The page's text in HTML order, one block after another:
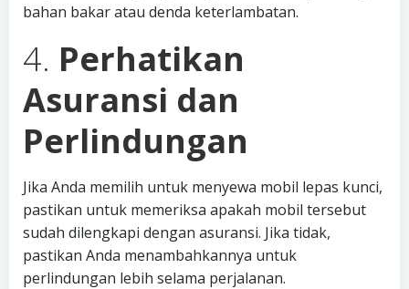
bahan bakar atau denda keterlambatan.
4. Perhatikan
Asuransi dan
Perlindungan
Jika Anda memilih untuk menyewa mobil lepas kunci,
pastikan untuk memeriksa apakah mobil tersebut
sudah dilengkapi dengan asuransi. Jika tidak,
pastikan Anda menambahkannya untuk
perlindungan lebih selama perjalanan.